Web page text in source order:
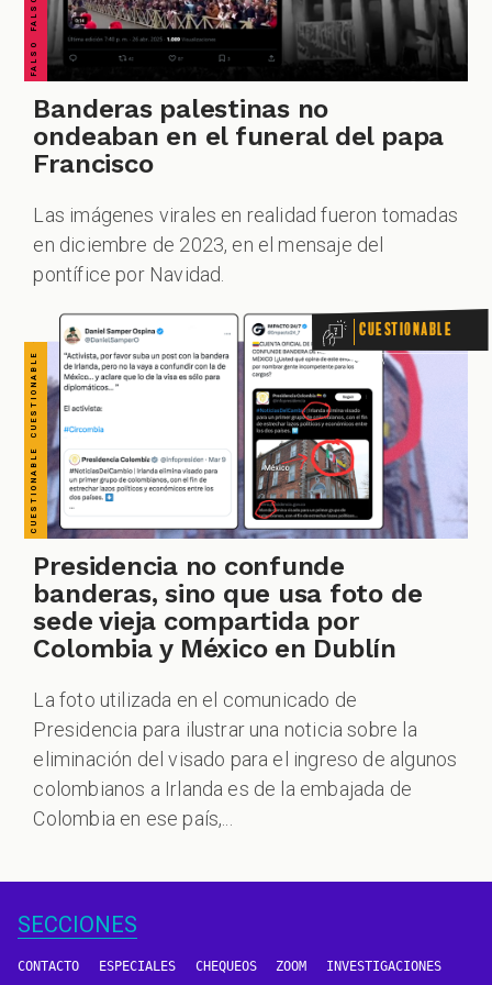
ZOOM
Banderas palestinas no
ondeaban en el funeral del papa
Francisco
Las imágenes virales en realidad fueron tomadas
en diciembre de 2023, en el mensaje del
pontífice por Navidad.
CUESTIONABLE CUESTIONABLE CUESTIONABLE CUESTIONABLE CUESTIONABLE CUESTIONABLE CUESTIONABLE Cuestionable
Presidencia no confunde
banderas, sino que usa foto de
sede vieja compartida por
Colombia y México en Dublín
La foto utilizada en el comunicado de
Presidencia para ilustrar una noticia sobre la
eliminación del visado para el ingreso de algunos
colombianos a Irlanda es de la embajada de
Colombia en ese país,...
SECCIONES
CONTACTO ESPECIALES CHEQUEOS ZOOM INVESTIGACIONES